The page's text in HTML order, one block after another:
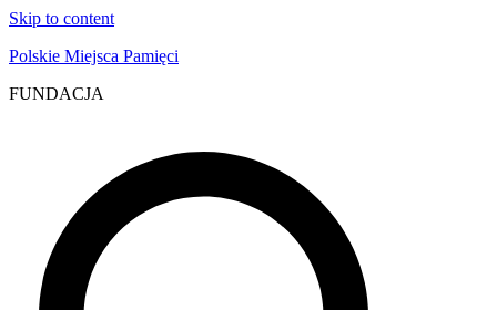
Skip to content
Polskie Miejsca Pamięci
FUNDACJA